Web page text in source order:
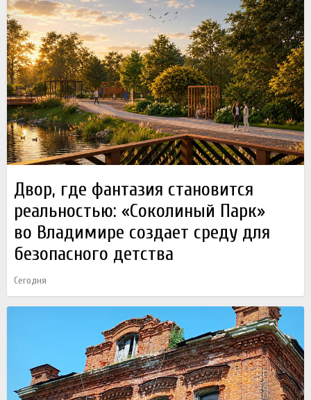
Двор, где фантазия становится
реальностью: «Соколиный Парк»
во Владимире создает среду для
безопасного детства
Сегодня